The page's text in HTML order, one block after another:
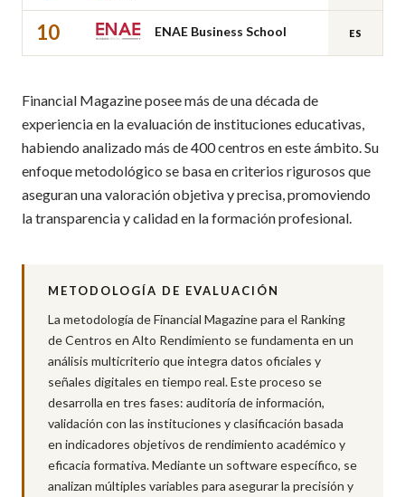
10 ENAE Business School ES
Financial Magazine posee más de una década de
experiencia en la evaluación de instituciones educativas,
habiendo analizado más de 400 centros en este ámbito. Su
enfoque metodológico se basa en criterios rigurosos que
aseguran una valoración objetiva y precisa, promoviendo
la transparencia y calidad en la formación profesional.
METODOLOGÍA DE EVALUACIÓN
La metodología de Financial Magazine para el Ranking
de Centros en Alto Rendimiento se fundamenta en un
análisis multicriterio que integra datos oficiales y
señales digitales en tiempo real. Este proceso se
desarrolla en tres fases: auditoría de información,
validación con las instituciones y clasificación basada
en indicadores objetivos de rendimiento académico y
eficacia formativa. Mediante un software específico, se
analizan múltiples variables para asegurar la precisión y